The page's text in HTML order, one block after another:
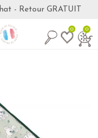
- Retour GRATUIT
0 0